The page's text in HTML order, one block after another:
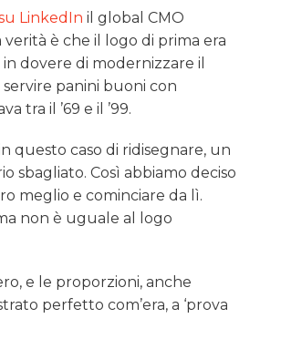
LinkedIn il global CMO
è che il logo di prima era
in dovere di modernizzare il
servire panini buoni con
tra il ’69 e il ’99.
questo caso di ridisegnare, un
sbagliato. Così abbiamo deciso
meglio e cominciare da lì.
non è uguale al logo
e le proporzioni, anche
perfetto com’era, a ‘prova